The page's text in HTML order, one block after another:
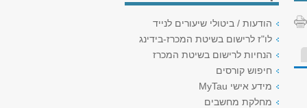
הודעות / ביטולי שיעורים לנייד
לו"ז לרישום בשיטת המכרז-בידינג
הנחיות לרישום בשיטת המכרז
חיפוש קורסים
מידע אישי MyTau
מחלקת מחשבים